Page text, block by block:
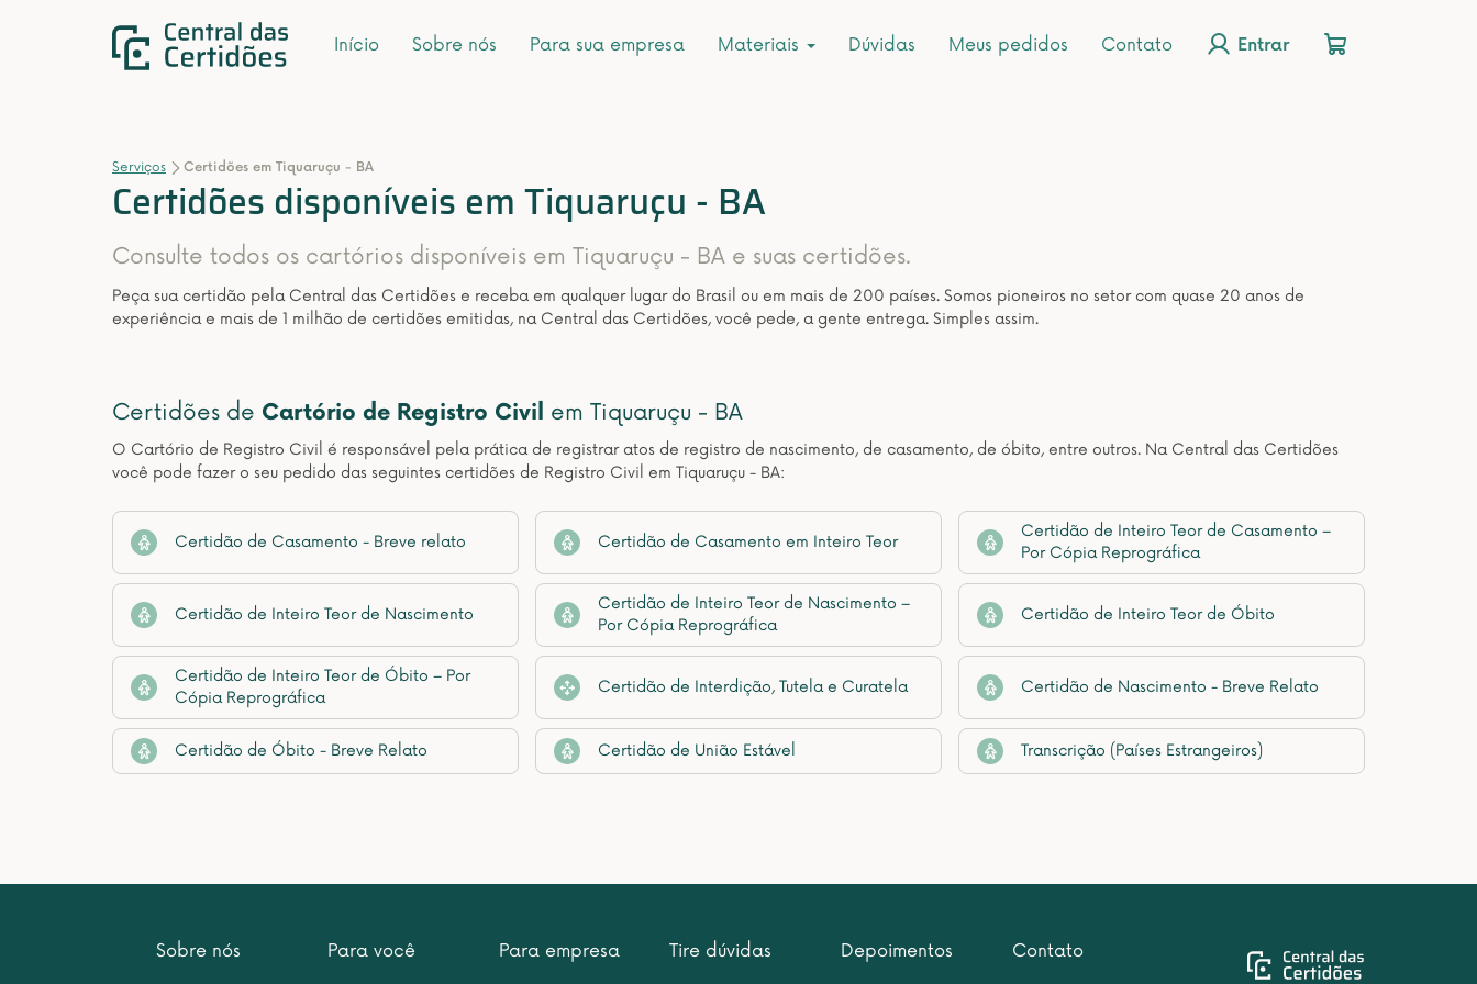
Início Sobre nós Para sua empresa Materiais Dúvidas Meus pedidos Contato Entrar
Serviços Certidões em Tiquaruçu - BA
Certidões disponíveis em Tiquaruçu - BA
Consulte todos os cartórios disponíveis em Tiquaruçu - BA e suas certidões.
Peça sua certidão pela Central das Certidões e receba em qualquer lugar do Brasil ou em mais de 200 países. Somos pioneiros no setor com quase 20 anos de
experiência e mais de 1 milhão de certidões emitidas, na Central das Certidões, você pede, a gente entrega. Simples assim.
Certidões de Cartório de Registro Civil em Tiquaruçu - BA
O Cartório de Registro Civil é responsável pela prática de registrar atos de registro de nascimento, de casamento, de óbito, entre outros. Na Central das Certidões
você pode fazer o seu pedido das seguintes certidões de Registro Civil em Tiquaruçu - BA:
Certidão de Casamento - Breve relato Certidão de Casamento em Inteiro Teor
Certidão de Inteiro Teor de Casamento –
Por Cópia Reprográfica
Certidão de Inteiro Teor de Nascimento
Certidão de Inteiro Teor de Nascimento –
Por Cópia Reprográfica
Certidão de Inteiro Teor de Óbito
Certidão de Inteiro Teor de Óbito – Por
Cópia Reprográfica
Certidão de Interdição, Tutela e Curatela Certidão de Nascimento - Breve Relato
Certidão de Óbito - Breve Relato Certidão de União Estável Transcrição (Países Estrangeiros)
Sobre nós Para você Para empresa Tire dúvidas Depoimentos Contato